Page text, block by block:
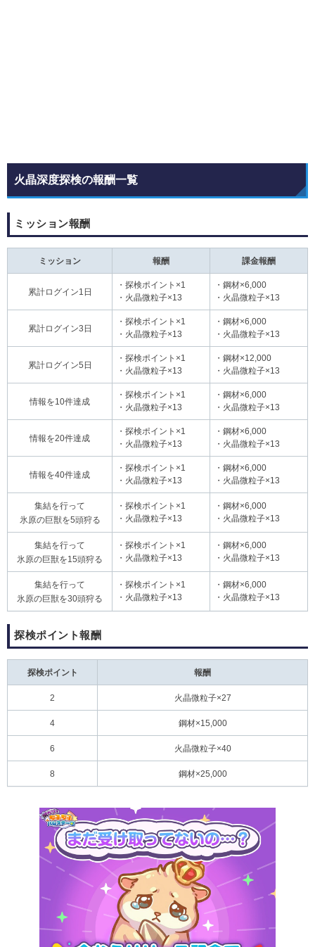
火晶深度探検の報酬一覧
ミッション報酬
ミッション 報酬 課金報酬
累計ログイン1日
・探検ポイント×1
・火晶微粒子×13
・鋼材×6,000
・火晶微粒子×13
累計ログイン3日
・探検ポイント×1
・火晶微粒子×13
・鋼材×6,000
・火晶微粒子×13
累計ログイン5日
・探検ポイント×1
・火晶微粒子×13
・鋼材×12,000
・火晶微粒子×13
情報を10件達成
・探検ポイント×1
・火晶微粒子×13
・鋼材×6,000
・火晶微粒子×13
情報を20件達成
・探検ポイント×1
・火晶微粒子×13
・鋼材×6,000
・火晶微粒子×13
情報を40件達成
・探検ポイント×1
・火晶微粒子×13
・鋼材×6,000
・火晶微粒子×13
集結を行って
氷原の巨獣を5頭狩る
・探検ポイント×1
・火晶微粒子×13
・鋼材×6,000
・火晶微粒子×13
集結を行って
氷原の巨獣を15頭狩る
・探検ポイント×1
・火晶微粒子×13
・鋼材×6,000
・火晶微粒子×13
集結を行って
氷原の巨獣を30頭狩る
・探検ポイント×1
・火晶微粒子×13
・鋼材×6,000
・火晶微粒子×13
探検ポイント報酬
探検ポイント 報酬
2 火晶微粒子×27
4 鋼材×15,000
6 火晶微粒子×40
8 鋼材×25,000